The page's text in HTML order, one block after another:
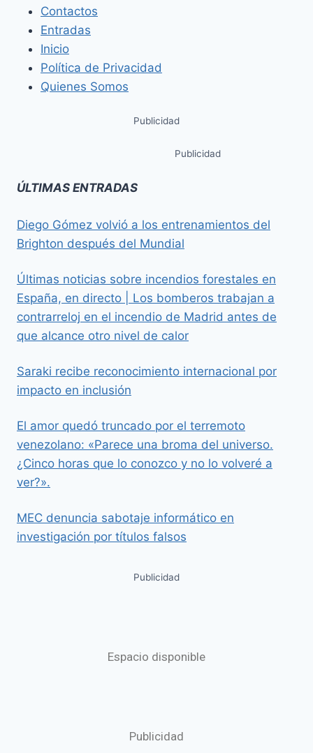
Contactos
Entradas
Inicio
Política de Privacidad
Quienes Somos
Publicidad
Publicidad
ÚLTIMAS ENTRADAS
Diego Gómez volvió a los entrenamientos del
Brighton después del Mundial
Últimas noticias sobre incendios forestales en
España, en directo | Los bomberos trabajan a
contrarreloj en el incendio de Madrid antes de
que alcance otro nivel de calor
Saraki recibe reconocimiento internacional por
impacto en inclusión
El amor quedó truncado por el terremoto
venezolano: «Parece una broma del universo.
¿Cinco horas que lo conozco y no lo volveré a
ver?».
MEC denuncia sabotaje informático en
investigación por títulos falsos
Publicidad
Espacio disponible
Publicidad